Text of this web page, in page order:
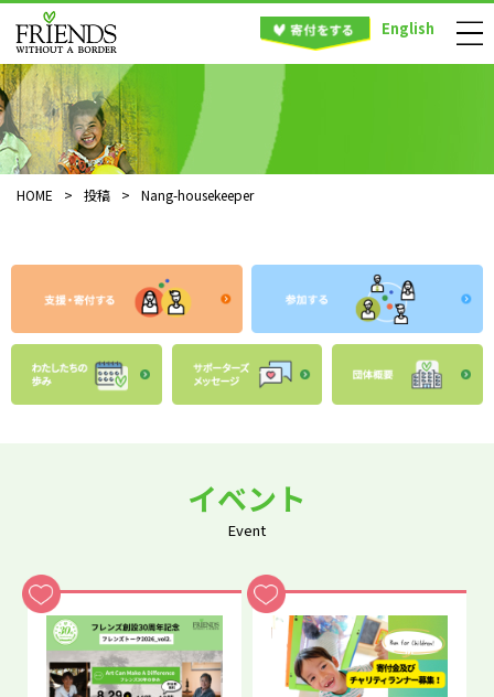
English
HOME > 投稿 > Nang-housekeeper
イベント
Event